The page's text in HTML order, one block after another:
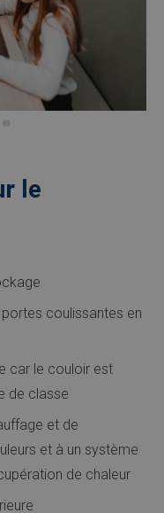
le
coulissantes en
car le couloir est
de classe
et de
et à un système
de chaleur